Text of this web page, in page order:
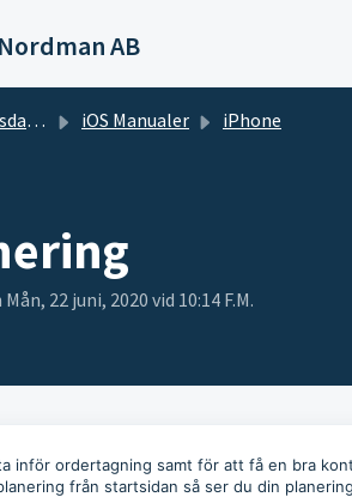
AB
iOS Manualer iPhone
22 juni, 2020 vid 10:14 F.M.
inför ordertagning samt för att få en bra
från startsidan så ser du din